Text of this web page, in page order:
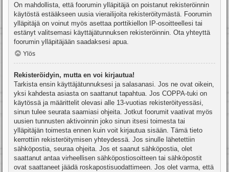
On mahdollista, että foorumin ylläpitäjä on poistanut rekisteröinnin
käytöstä estääkseen uusia vierailijoita rekisteröitymästä. Foorumin
ylläpitäjä on voinut myös asettaa porttikiellon IP-osoitteellesi tai
estänyt valitsemasi käyttäjätunnuksen rekisteröinnin. Ota yhteyttä
foorumin ylläpitäjään saadaksesi apua.
Ylös
Rekisteröidyin, mutta en voi kirjautua!
Tarkista ensin käyttäjätunnuksesi ja salasanasi. Jos ne ovat oikein,
yksi kahdesta asiasta on saattanut tapahtua. Jos COPPA-tuki on
käytössä ja määrittelit olevasi alle 13-vuotias rekisteröityessäsi,
sinun tulee seurata saamiasi ohjeita. Jotkut foorumit vaativat myös
uusien tunnusten aktivoinnin joko sinun itsesi toimesta tai
ylläpitäjän toimesta ennen kuin voit kirjautua sisään. Tämä tieto
kerrottiin rekisteröitymisen yhteydessä. Jos sinulle lähetettiin
sähköpostia, seuraa ohjeita. Jos et saanut sähköpostia, olet
saattanut antaa virheellisen sähköpostiosoitteen tai sähköpostit
ovat saattaneet jäädä roskapostisuodattimeen. Jos olet varma, että